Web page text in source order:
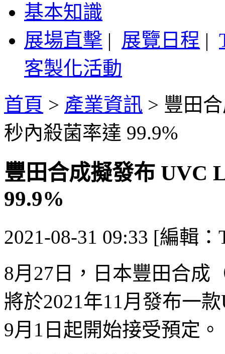
基本知識
展場直擊 | 展覽日程 |
客製化活動
首頁 > 產業資訊 > 豐田
秒內殺菌率達 99.9%
豐田合成擬發布 UVC
99.9%
2021-08-31 09:33 [編輯
8月27日，日本豐田合成
將於2021年11月發布一
9月1日起開始接受預定。